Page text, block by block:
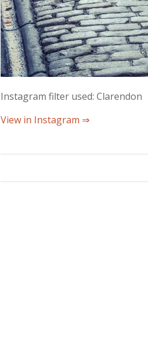
Instagram filter used: Clarendon
View in Instagram ⇒